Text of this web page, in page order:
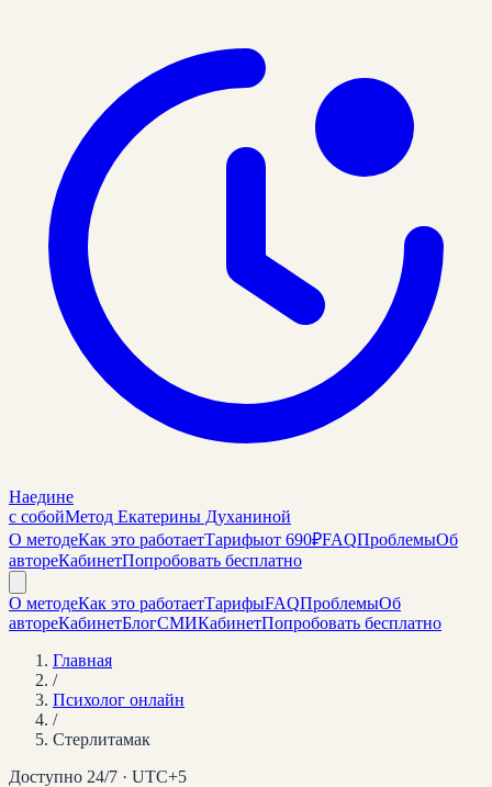
Наедине
с собойМетод Екатерины Духаниной
О методеКак это работаетТарифыот 690₽FAQПроблемыОб
автореКабинетПопробовать бесплатно
О методеКак это работаетТарифыFAQПроблемыОб
автореКабинетБлогСМИКабинетПопробовать бесплатно
Главная
/
Психолог онлайн
/
Стерлитамак
Доступно 24/7 · UTC+5